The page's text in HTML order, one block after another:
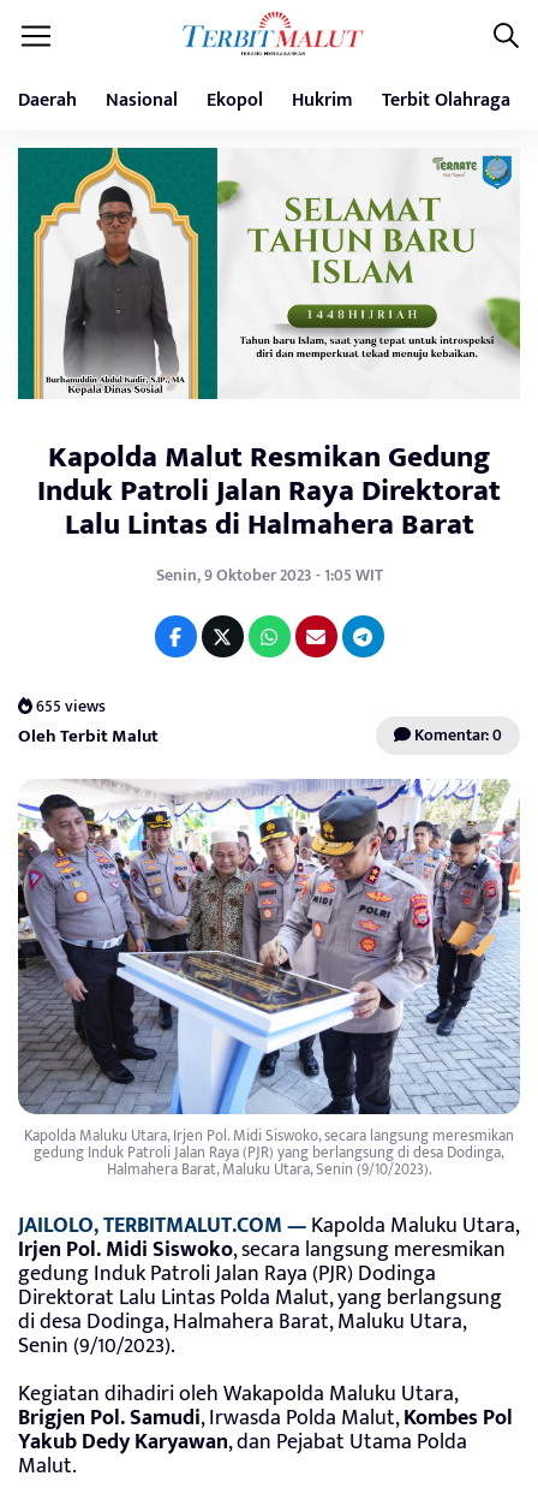
Daerah Nasional Ekopol Hukrim Terbit Olahraga
Kapolda Malut Resmikan Gedung
Induk Patroli Jalan Raya Direktorat
Lalu Lintas di Halmahera Barat
Senin, 9 Oktober 2023 - 1:05 WIT
655 views
Oleh Terbit Malut Komentar: 0
Kapolda Maluku Utara, Irjen Pol. Midi Siswoko, secara langsung meresmikan
gedung Induk Patroli Jalan Raya (PJR) yang berlangsung di desa Dodinga,
Halmahera Barat, Maluku Utara, Senin (9/10/2023).
JAILOLO, TERBITMALUT.COM —Kapolda Maluku Utara,
Irjen Pol. Midi Siswoko, secara langsung meresmikan
gedung Induk Patroli Jalan Raya (PJR) Dodinga
Direktorat Lalu Lintas Polda Malut, yang berlangsung
di desa Dodinga, Halmahera Barat, Maluku Utara,
Senin (9/10/2023).
Kegiatan dihadiri oleh Wakapolda Maluku Utara,
Brigjen Pol. Samudi, Irwasda Polda Malut,Kombes Pol
Yakub Dedy Karyawan, dan Pejabat Utama Polda
Malut.